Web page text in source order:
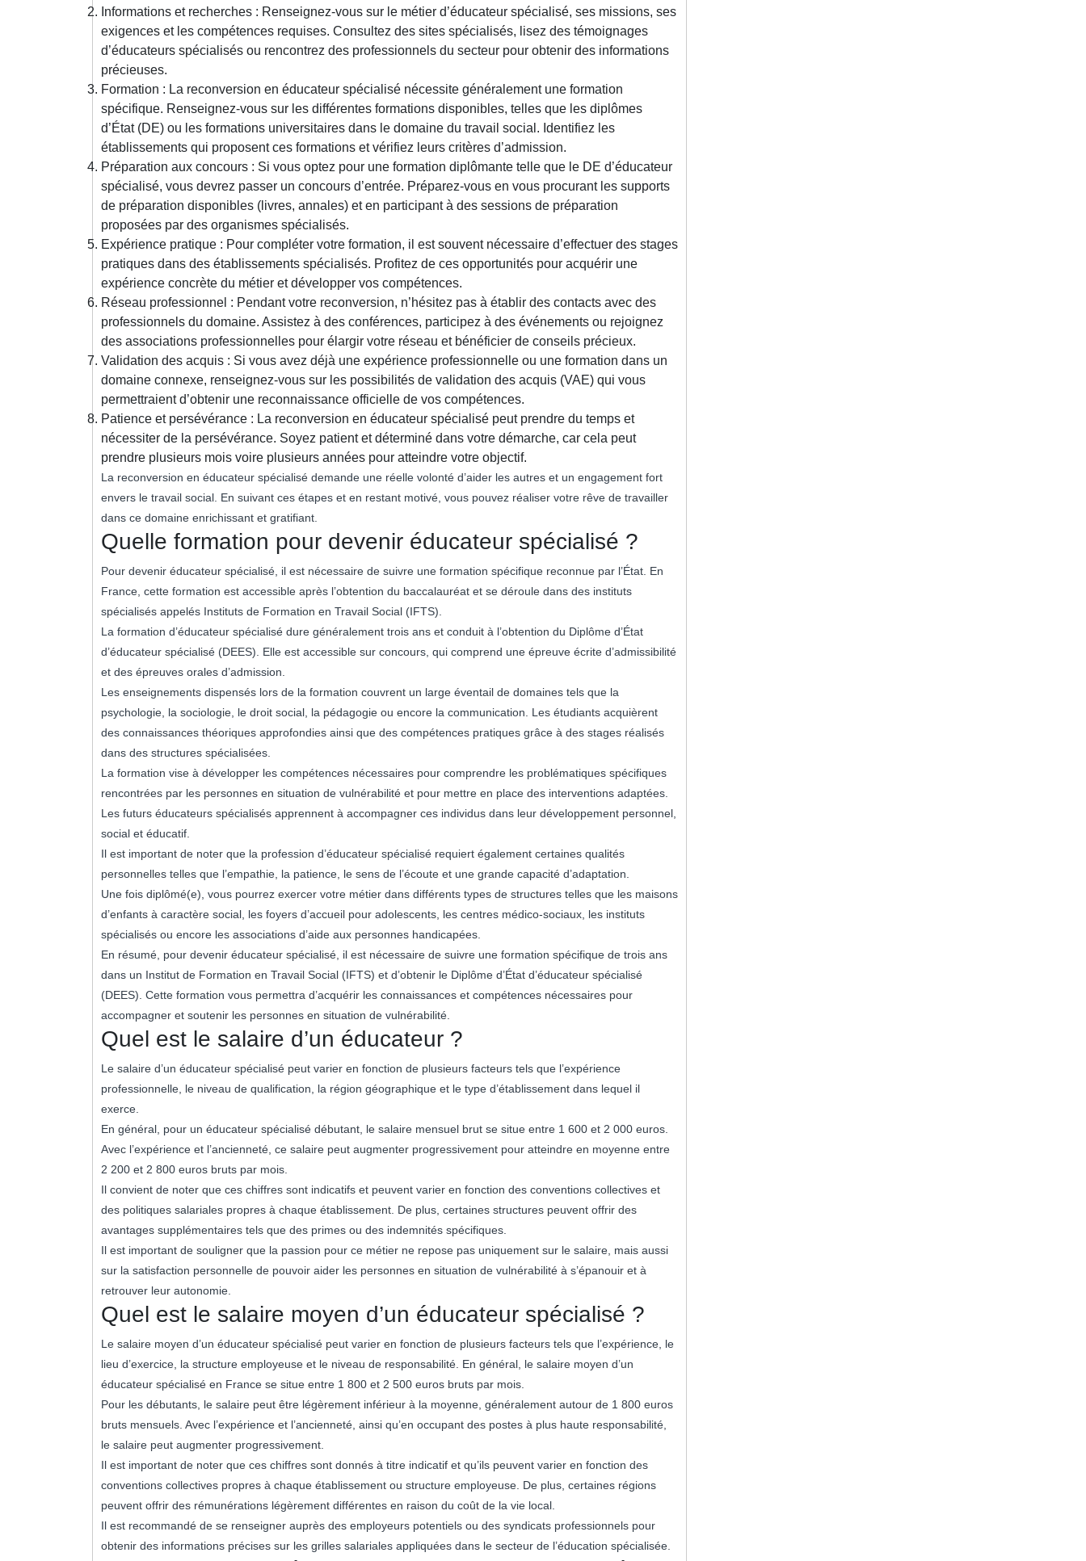
Informations et recherches : Renseignez-vous sur le métier d’éducateur spécialisé, ses missions, ses
exigences et les compétences requises. Consultez des sites spécialisés, lisez des témoignages
d’éducateurs spécialisés ou rencontrez des professionnels du secteur pour obtenir des informations
précieuses.
Formation : La reconversion en éducateur spécialisé nécessite généralement une formation
spécifique. Renseignez-vous sur les différentes formations disponibles, telles que les diplômes
d’État (DE) ou les formations universitaires dans le domaine du travail social. Identifiez les
établissements qui proposent ces formations et vérifiez leurs critères d’admission.
Préparation aux concours : Si vous optez pour une formation diplômante telle que le DE d’éducateur
spécialisé, vous devrez passer un concours d’entrée. Préparez-vous en vous procurant les supports
de préparation disponibles (livres, annales) et en participant à des sessions de préparation
proposées par des organismes spécialisés.
Expérience pratique : Pour compléter votre formation, il est souvent nécessaire d’effectuer des stages
pratiques dans des établissements spécialisés. Profitez de ces opportunités pour acquérir une
expérience concrète du métier et développer vos compétences.
Réseau professionnel : Pendant votre reconversion, n’hésitez pas à établir des contacts avec des
professionnels du domaine. Assistez à des conférences, participez à des événements ou rejoignez
des associations professionnelles pour élargir votre réseau et bénéficier de conseils précieux.
Validation des acquis : Si vous avez déjà une expérience professionnelle ou une formation dans un
domaine connexe, renseignez-vous sur les possibilités de validation des acquis (VAE) qui vous
permettraient d’obtenir une reconnaissance officielle de vos compétences.
Patience et persévérance : La reconversion en éducateur spécialisé peut prendre du temps et
nécessiter de la persévérance. Soyez patient et déterminé dans votre démarche, car cela peut
prendre plusieurs mois voire plusieurs années pour atteindre votre objectif.
La reconversion en éducateur spécialisé demande une réelle volonté d’aider les autres et un engagement fort
envers le travail social. En suivant ces étapes et en restant motivé, vous pouvez réaliser votre rêve de travailler
dans ce domaine enrichissant et gratifiant.
Quelle formation pour devenir éducateur spécialisé ?
Pour devenir éducateur spécialisé, il est nécessaire de suivre une formation spécifique reconnue par l’État. En
France, cette formation est accessible après l’obtention du baccalauréat et se déroule dans des instituts
spécialisés appelés Instituts de Formation en Travail Social (IFTS).
La formation d’éducateur spécialisé dure généralement trois ans et conduit à l’obtention du Diplôme d’État
d’éducateur spécialisé (DEES). Elle est accessible sur concours, qui comprend une épreuve écrite d’admissibilité
et des épreuves orales d’admission.
Les enseignements dispensés lors de la formation couvrent un large éventail de domaines tels que la
psychologie, la sociologie, le droit social, la pédagogie ou encore la communication. Les étudiants acquièrent
des connaissances théoriques approfondies ainsi que des compétences pratiques grâce à des stages réalisés
dans des structures spécialisées.
La formation vise à développer les compétences nécessaires pour comprendre les problématiques spécifiques
rencontrées par les personnes en situation de vulnérabilité et pour mettre en place des interventions adaptées.
Les futurs éducateurs spécialisés apprennent à accompagner ces individus dans leur développement personnel,
social et éducatif.
Il est important de noter que la profession d’éducateur spécialisé requiert également certaines qualités
personnelles telles que l’empathie, la patience, le sens de l’écoute et une grande capacité d’adaptation.
Une fois diplômé(e), vous pourrez exercer votre métier dans différents types de structures telles que les maisons
d’enfants à caractère social, les foyers d’accueil pour adolescents, les centres médico-sociaux, les instituts
spécialisés ou encore les associations d’aide aux personnes handicapées.
En résumé, pour devenir éducateur spécialisé, il est nécessaire de suivre une formation spécifique de trois ans
dans un Institut de Formation en Travail Social (IFTS) et d’obtenir le Diplôme d’État d’éducateur spécialisé
(DEES). Cette formation vous permettra d’acquérir les connaissances et compétences nécessaires pour
accompagner et soutenir les personnes en situation de vulnérabilité.
Quel est le salaire d’un éducateur ?
Le salaire d’un éducateur spécialisé peut varier en fonction de plusieurs facteurs tels que l’expérience
professionnelle, le niveau de qualification, la région géographique et le type d’établissement dans lequel il
exerce.
En général, pour un éducateur spécialisé débutant, le salaire mensuel brut se situe entre 1 600 et 2 000 euros.
Avec l’expérience et l’ancienneté, ce salaire peut augmenter progressivement pour atteindre en moyenne entre
2 200 et 2 800 euros bruts par mois.
Il convient de noter que ces chiffres sont indicatifs et peuvent varier en fonction des conventions collectives et
des politiques salariales propres à chaque établissement. De plus, certaines structures peuvent offrir des
avantages supplémentaires tels que des primes ou des indemnités spécifiques.
Il est important de souligner que la passion pour ce métier ne repose pas uniquement sur le salaire, mais aussi
sur la satisfaction personnelle de pouvoir aider les personnes en situation de vulnérabilité à s’épanouir et à
retrouver leur autonomie.
Quel est le salaire moyen d’un éducateur spécialisé ?
Le salaire moyen d’un éducateur spécialisé peut varier en fonction de plusieurs facteurs tels que l’expérience, le
lieu d’exercice, la structure employeuse et le niveau de responsabilité. En général, le salaire moyen d’un
éducateur spécialisé en France se situe entre 1 800 et 2 500 euros bruts par mois.
Pour les débutants, le salaire peut être légèrement inférieur à la moyenne, généralement autour de 1 800 euros
bruts mensuels. Avec l’expérience et l’ancienneté, ainsi qu’en occupant des postes à plus haute responsabilité,
le salaire peut augmenter progressivement.
Il est important de noter que ces chiffres sont donnés à titre indicatif et qu’ils peuvent varier en fonction des
conventions collectives propres à chaque établissement ou structure employeuse. De plus, certaines régions
peuvent offrir des rémunérations légèrement différentes en raison du coût de la vie local.
Il est recommandé de se renseigner auprès des employeurs potentiels ou des syndicats professionnels pour
obtenir des informations précises sur les grilles salariales appliquées dans le secteur de l’éducation spécialisée.